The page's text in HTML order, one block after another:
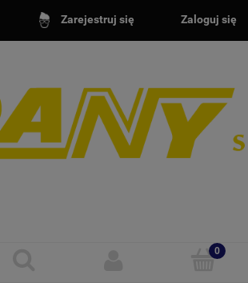
Zarejestruj się Zaloguj się